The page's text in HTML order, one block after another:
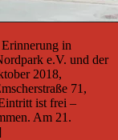
in
e.V. und der
2018,
71,
ist frei –
Am 21.